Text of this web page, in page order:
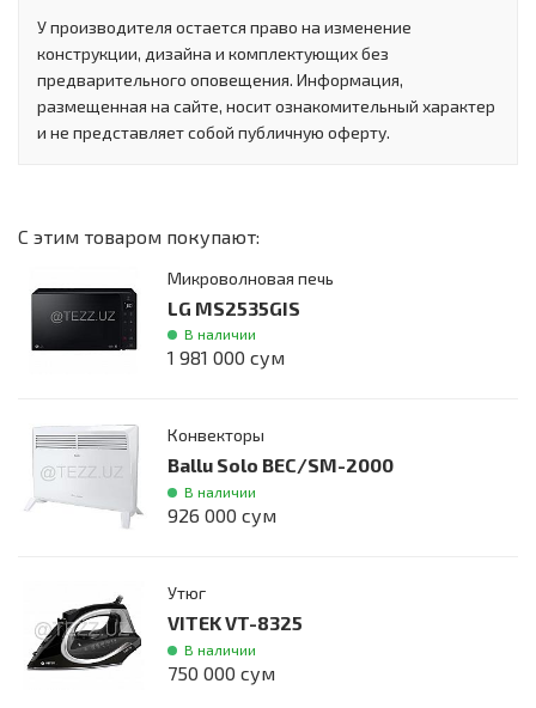
У производителя остается право на изменение
конструкции, дизайна и комплектующих без
предварительного оповещения. Информация,
размещенная на сайте, носит ознакомительный характер
и не представляет собой публичную оферту.
С этим товаром покупают:
Микроволновая печь
LG MS2535GIS
В наличии
1 981 000 сум
Конвекторы
Ballu Solo BEC/SM-2000
В наличии
926 000 сум
Утюг
VITEK VT-8325
В наличии
750 000 сум